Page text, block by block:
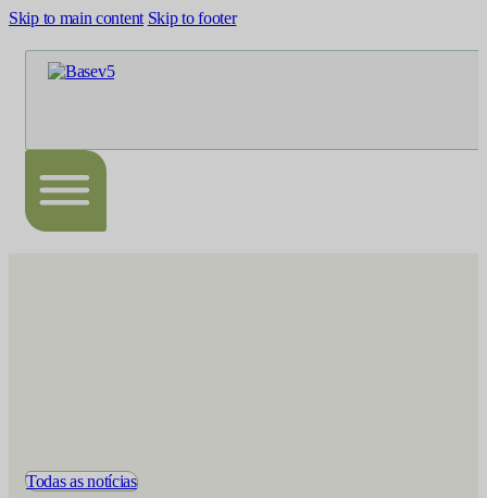
Skip to main content Skip to footer
Todas as notícias